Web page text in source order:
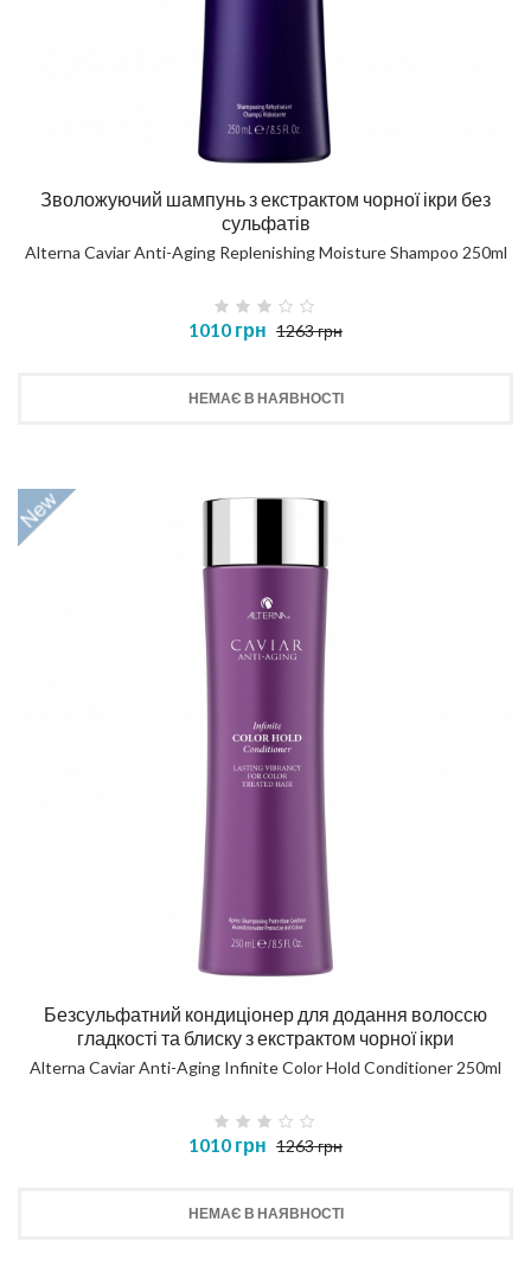
Зволожуючий шампунь з екстрактом чорної ікри без
сульфатів
Alterna Caviar Anti-Aging Replenishing Moisture Shampoo 250ml
1010 грн 1263 грн
НЕМАЄ В НАЯВНОСТІ
Безсульфатний кондиціонер для додання волоссю
гладкості та блиску з екстрактом чорної ікри
Alterna Caviar Anti-Aging Infinite Color Hold Conditioner 250ml
1010 грн 1263 грн
НЕМАЄ В НАЯВНОСТІ